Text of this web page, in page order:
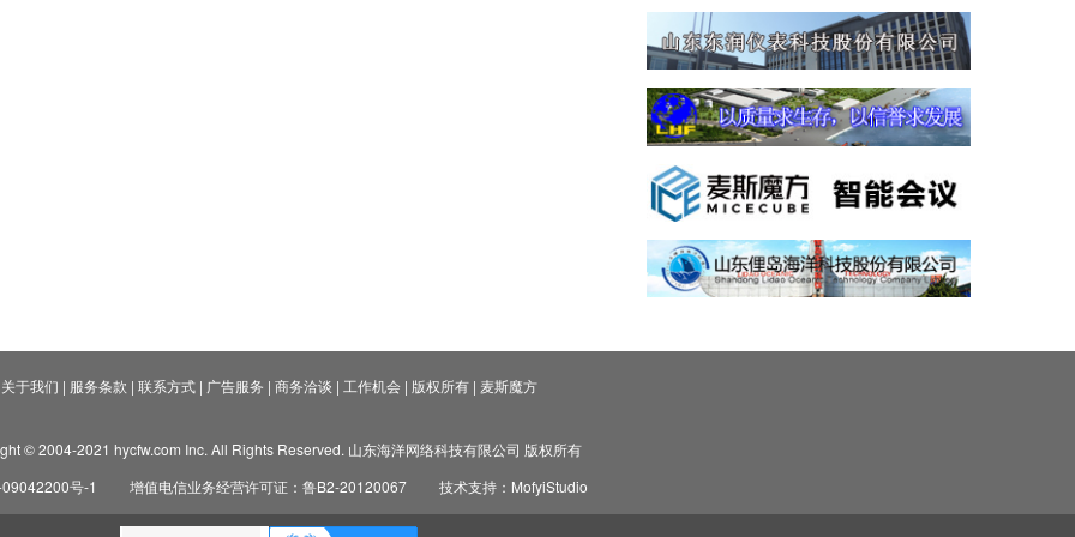
关于我们 | 服务条款 | 联系方式| 广告服务 | 商务洽谈 | 工作机会| 版权所有| 麦斯魔方
© 2004-2021 hycfw.com Inc. All Rights Reserved. 山东海洋网络科技有限公司 版权所有
号-1
增值电信业务经营许可证：鲁B2-20120067 技术支持：MofyiStudio